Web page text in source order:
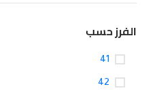
الفرز حسب
41
42